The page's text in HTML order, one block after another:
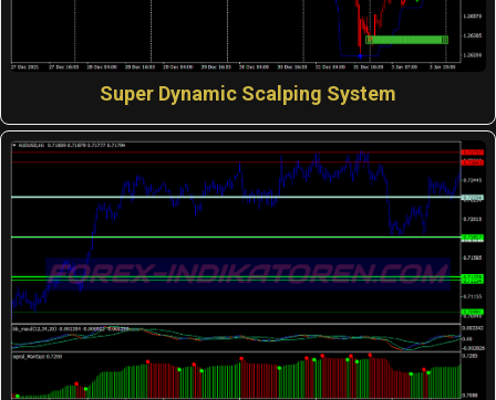
Super Dynamic Scalping System